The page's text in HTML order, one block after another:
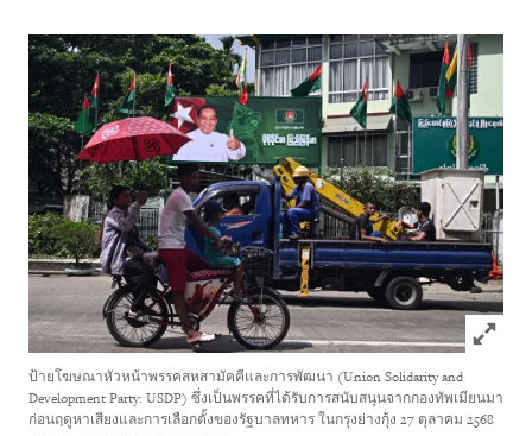
Click to
ป้ายโฆษณาหัวหน้าพรรคสหสามัคคีและการพัฒนา (Union Solidarity and
Development Party: USDP) ซึ่งเป็นพรรคที่ได้รับการสนับสนุนจากกองทัพเมียนมา
ก่อนฤดูหาเสียงและการเลือกตั้งของรัฐบาลทหาร ในกรุงย่างกุ้ง 27 ตุลาคม 2568